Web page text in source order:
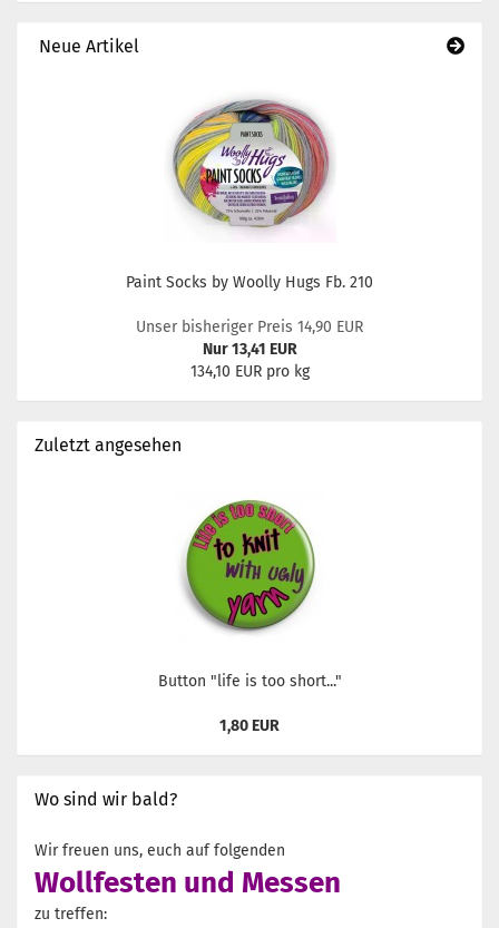
Neue Artikel
Paint Socks by Woolly Hugs Fb. 210
Unser bisheriger Preis 14,90 EUR
Nur 13,41 EUR
134,10 EUR pro kg
Zuletzt angesehen
Button "life is too short..."
1,80 EUR
Wo sind wir bald?
Wir freuen uns, euch auf folgenden
Wollfesten und Messen
zu treffen: